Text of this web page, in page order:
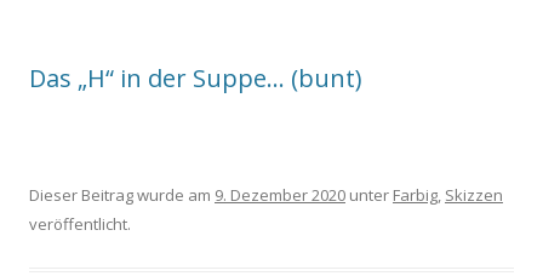
Das „H“ in der Suppe… (bunt)
Dieser Beitrag wurde am 9. Dezember 2020 unter Farbig, Skizzen
veröffentlicht.